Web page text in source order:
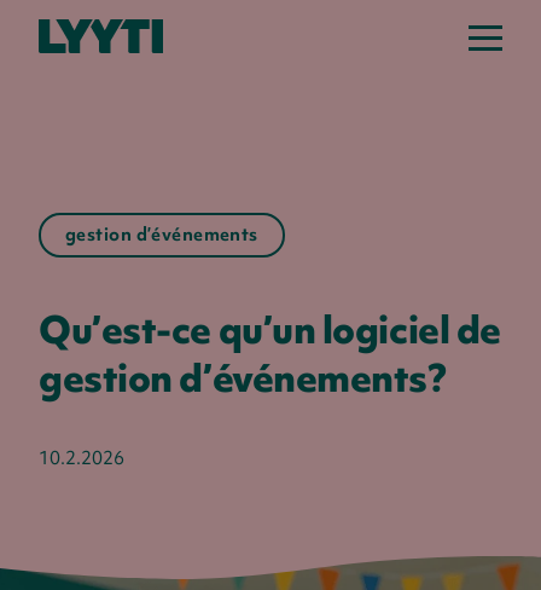
gestion d’événements
Qu’est-ce qu’un logiciel de
gestion d’événements?
10.2.2026